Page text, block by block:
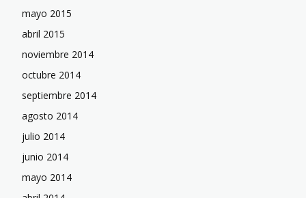
mayo 2015
abril 2015
noviembre 2014
octubre 2014
septiembre 2014
agosto 2014
julio 2014
junio 2014
mayo 2014